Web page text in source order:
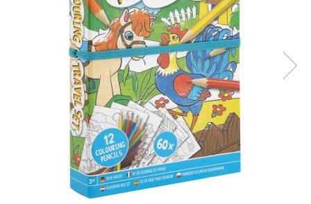
Jocuri cu dinozauri
Jucării de pluș
Jocuri educative pentru
școală/grădiniță
Cărţi de colorat, activități, apa
Accesorii diverse
LEGO Friends
LEGO Ninjago
LEGO Minecraft
LEGO DREAMZzz
LEGO Star Wars
LEGO Gabby s Dollhouse
LEGO Harry Potter
LEGO Marvel Super Heroes
LEGO Super Heroes DC